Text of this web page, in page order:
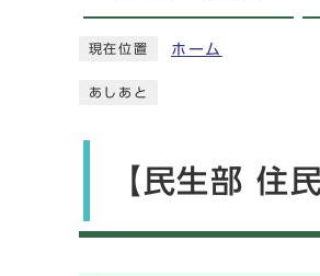
現在位置 ホーム
あしあと
【民生部 住